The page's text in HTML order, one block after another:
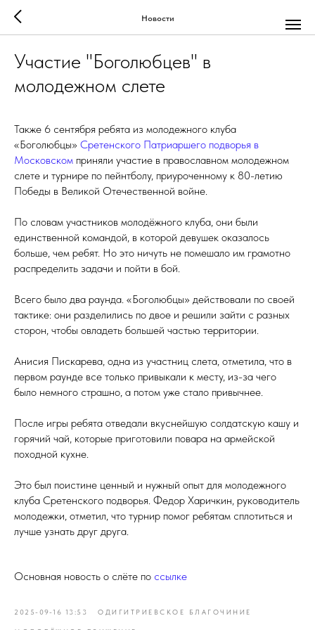
Новости
Участие "Боголюбцев" в
молодежном слете
Также 6 сентября ребята из молодежного клуба
«Боголюбцы» Сретенского Патриаршего подворья в
Московском приняли участие в православном молодежном
слете и турнире по пейнтболу, приуроченному к 80-летию
Победы в Великой Отечественной войне.
По словам участников молодёжного клуба, они были
единственной командой, в которой девушек оказалось
больше, чем ребят. Но это ничуть не помешало им грамотно
распределить задачи и пойти в бой.
Всего было два раунда. «Боголюбцы» действовали по своей
тактике: они разделились по двое и решили зайти с разных
сторон, чтобы овладеть большей частью территории.
Анисия Пискарева, одна из участниц слета, отметила, что в
первом раунде все только привыкали к месту, из-за чего
было немного страшно, а потом уже стало привычнее.
После игры ребята отведали вкуснейшую солдатскую кашу и
горячий чай, которые приготовили повара на армейской
походной кухне.
Это был поистине ценный и нужный опыт для молодежного
клуба Сретенского подворья. Федор Харичкин, руководитель
молодежки, отметил, что турнир помог ребятам сплотиться и
лучше узнать друг друга.
Основная новость о слёте по ссылке
2025-09-16 13:53 ОДИГИТРИЕВСКОЕ БЛАГОЧИНИЕ